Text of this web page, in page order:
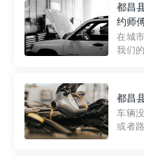
路救
部门
都昌
约师傅
在城
我们
紧急
援方
都昌
车辆
或者